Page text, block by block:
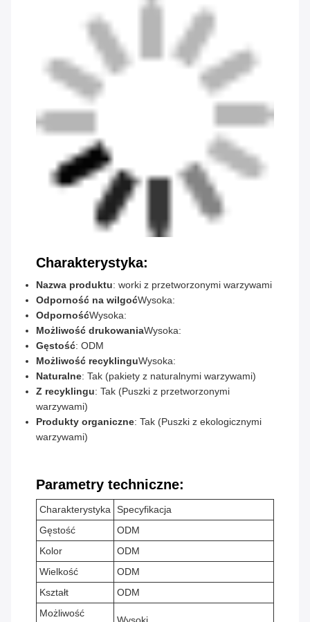
Charakterystyka:
Nazwa produktu: worki z przetworzonymi warzywami
Odporność na wilgoćWysoka:
OdpornośćWysoka:
Możliwość drukowaniaWysoka:
Gęstość: ODM
Możliwość recyklinguWysoka:
Naturalne: Tak (pakiety z naturalnymi warzywami)
Z recyklingu: Tak (Puszki z przetworzonymi
warzywami)
Produkty organiczne: Tak (Puszki z ekologicznymi
warzywami)
Parametry techniczne:
Charakterystyka Specyfikacja
Gęstość
ODM
Kolor
ODM
Wielkość
ODM
Kształt
ODM
Możliwość